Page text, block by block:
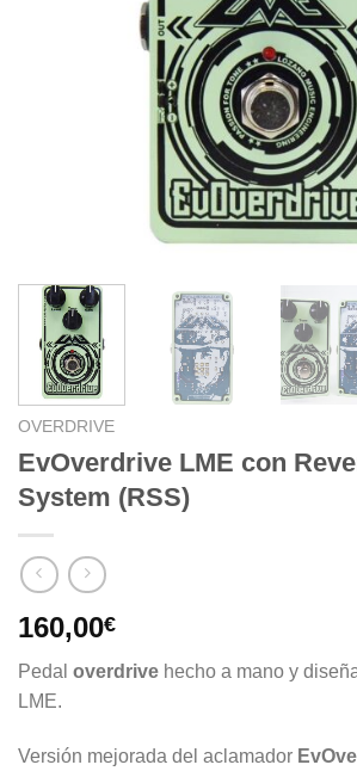
OVERDRIVE
EvOverdrive LME con
System (RSS)
160,00€
Pedal overdrive hecho a mano y
LME.
Versión mejorada del aclamador